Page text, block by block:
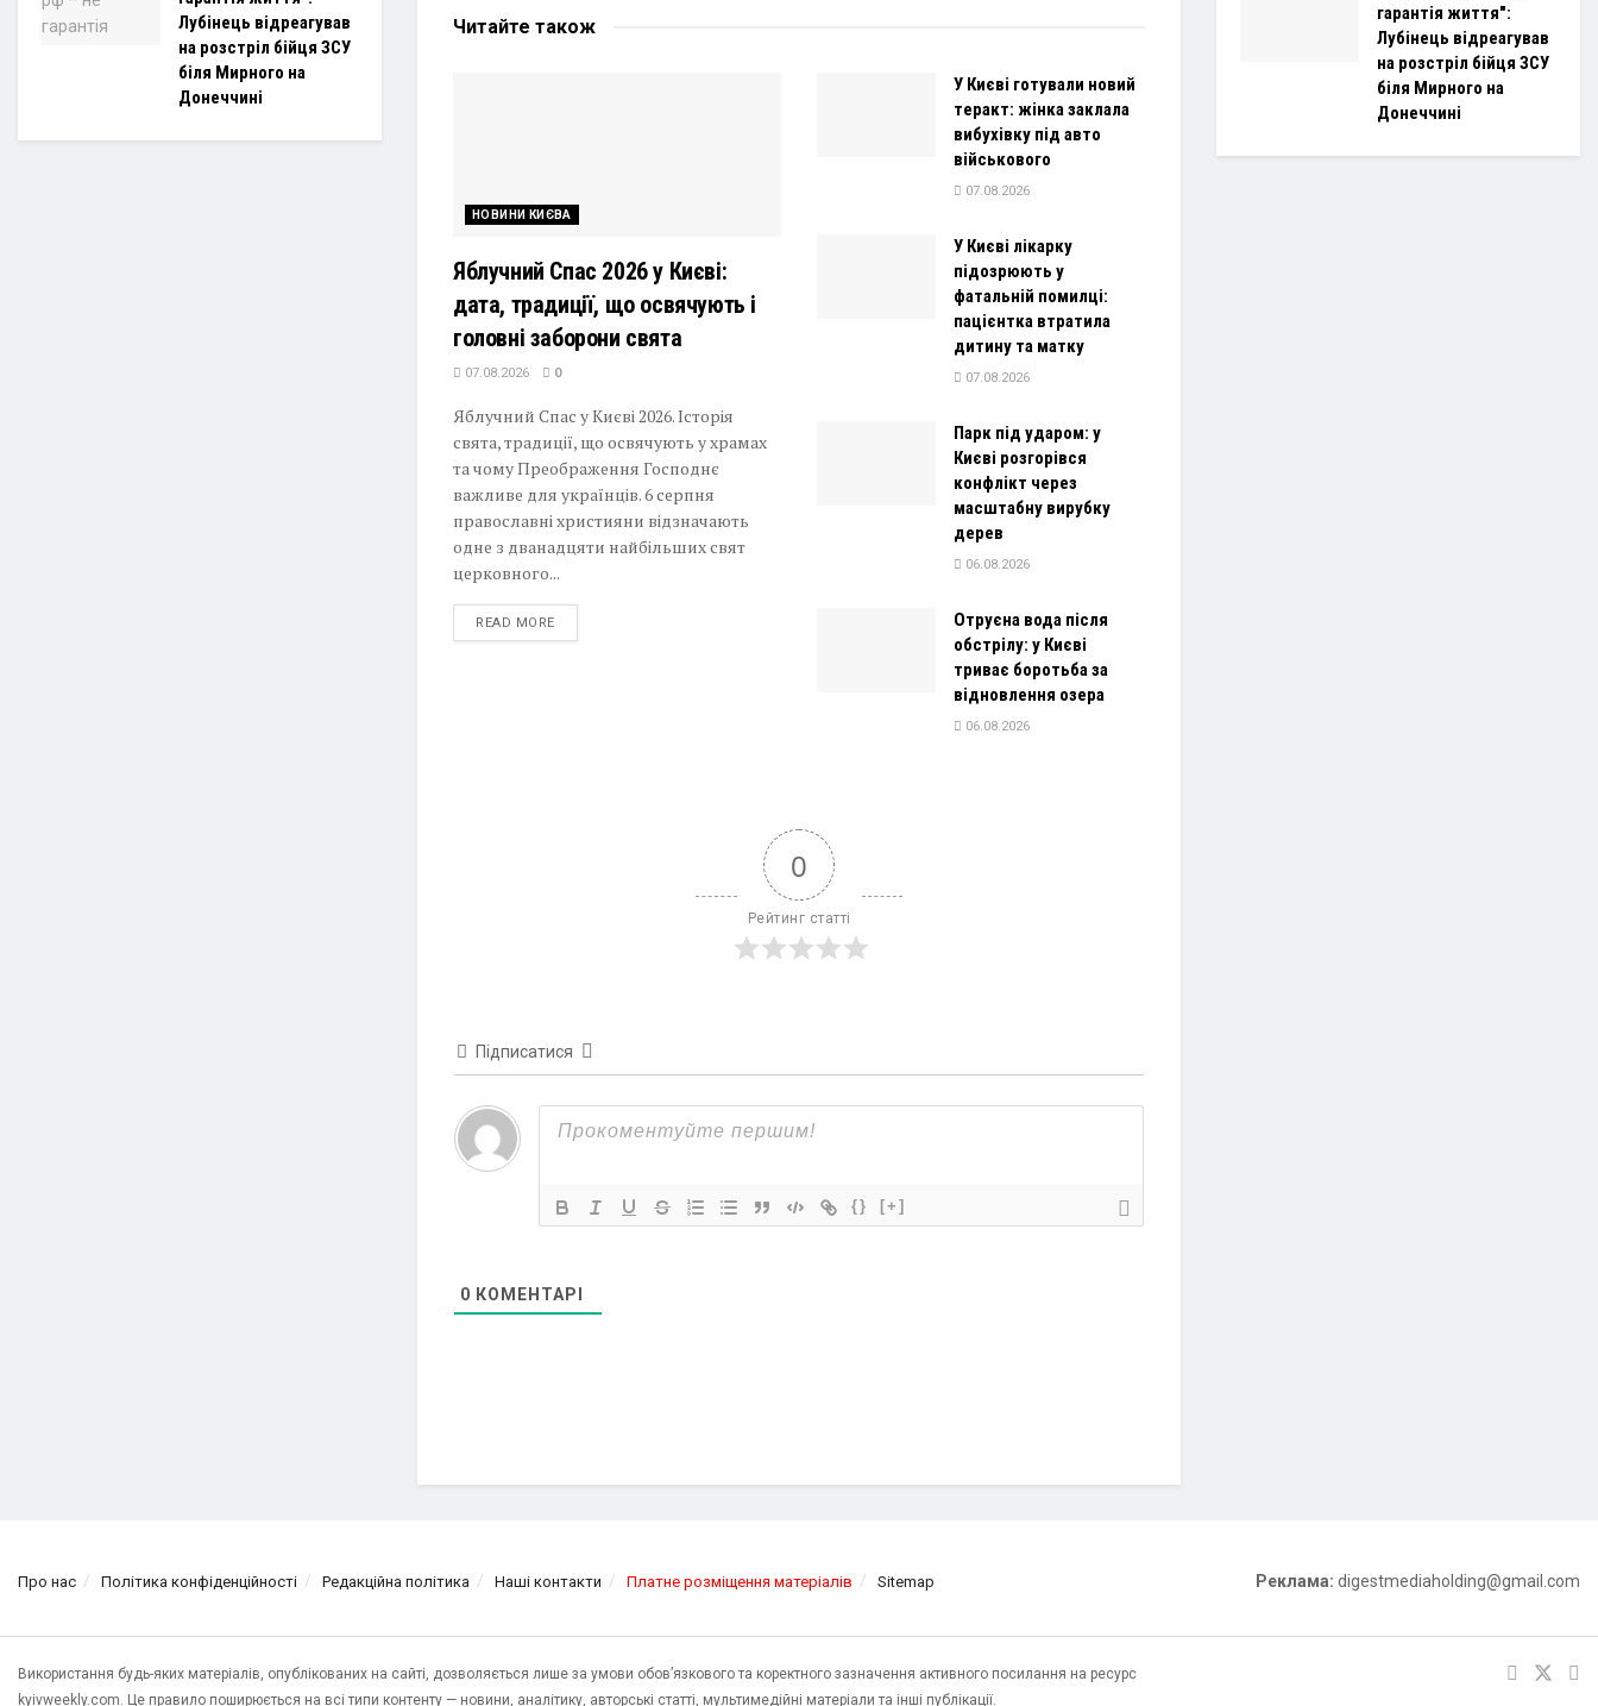
Читайте також
НОВИНИ КИЄВА
Яблучний Спас 2026 у Києві:
дата, традиції, що освячують і
головні заборони свята
07.08.2026 0
Яблучний Спас у Києві 2026. Історія
свята, традиції, що освячують у храмах
та чому Преображення Господнє
важливе для українців. 6 серпня
православні християни відзначають
одне з дванадцяти найбільших свят
церковного...
READ MOREDETAILS
У Києві готували новий
теракт: жінка заклала
вибухівку під авто
військового
07.08.2026
У Києві лікарку
підозрюють у
фатальній помилці:
пацієнтка втратила
дитину та матку
07.08.2026
Парк під ударом: у
Києві розгорівся
конфлікт через
масштабну вирубку
дерев
06.08.2026
Отруєна вода після
обстрілу: у Києві
триває боротьба за
відновлення озера
06.08.2026
0
Рейтинг статті
Підписатися
{} [+]
0 КОМЕНТАРІ
Лубінець відреагував
на розстріл бійця ЗСУ
біля Мирного на
Донеччині
гарантія життя":
Лубінець відреагував
на розстріл бійця ЗСУ
біля Мирного на
Донеччині
Про нас Політика конфіденційності Редакційна політика Наші контакти Платне розміщення матеріалів Sitemap Реклама: digestmediaholding@gmail.com
Використання будь-яких матеріалів, опублікованих на сайті, дозволяється лише за умови обов’язкового та коректного зазначення активного посилання на ресурс
kyivweekly.com. Це правило поширюється на всі типи контенту — новини, аналітику, авторські статті, мультимедійні матеріали та інші публікації.